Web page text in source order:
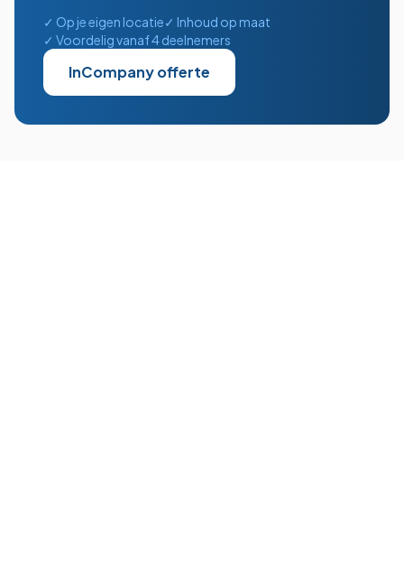
✓ Op je eigen locatie✓ Inhoud op maat
✓ Voordelig vanaf 4 deelnemers
InCompany offerte